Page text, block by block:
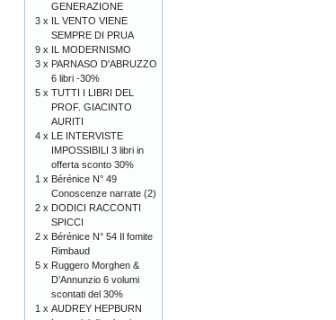
GENERAZIONE
3 x IL VENTO VIENE
SEMPRE DI PRUA
9 x IL MODERNISMO
3 x PARNASO D'ABRUZZO
6 libri -30%
5 x TUTTI I LIBRI DEL
PROF. GIACINTO
AURITI
4 x LE INTERVISTE
IMPOSSIBILI 3 libri in
offerta sconto 30%
1 x Bérénice N° 49
Conoscenze narrate (2)
2 x DODICI RACCONTI
SPICCI
2 x Bérénice N° 54 Il fomite
Rimbaud
5 x Ruggero Morghen &
D’Annunzio 6 volumi
scontati del 30%
1 x AUDREY HEPBURN